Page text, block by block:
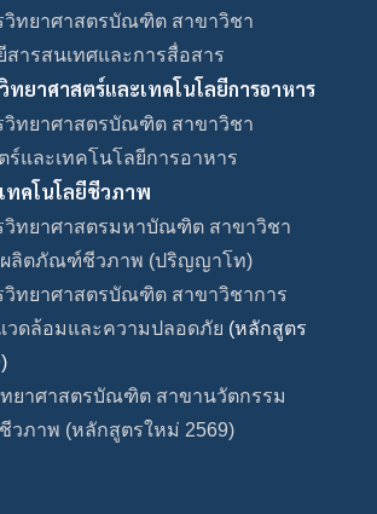
วิทยาศาสตรบัณฑิต สาขาวิชา
สารสนเทศและการสื่อสาร
ทยาศาสตร์และเทคโนโลยีการอาหาร
วิทยาศาสตรบัณฑิต สาขาวิชา
ร์และเทคโนโลยีการอาหาร
ทคโนโลยีชีวภาพ
วิทยาศาสตรมหาบัณฑิต สาขาวิชา
ผลิตภัณฑ์ชีวภาพ (ปริญญาโท)
ทยาศาสตรบัณฑิต สาขาวิชาการ
วดล้อมและความปลอดภัย (หลักสูตร
ยาศาสตรบัณฑิต สาขานวัตกรรม
ภาพ (หลักสูตรใหม่ 2569)